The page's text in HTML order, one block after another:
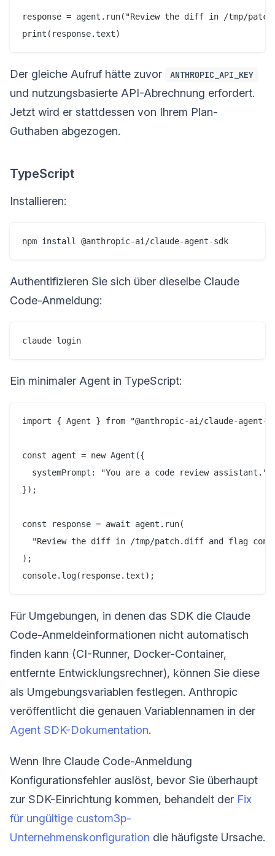
response = agent.run("Review the diff in /tmp/
Der gleiche Aufruf hätte zuvor ANTHROPIC_API_KEY
und nutzungsbasierte API-Abrechnung erfordert.
Jetzt wird er stattdessen von Ihrem Plan-
Guthaben abgezogen.
TypeScript
Installieren:
Authentifizieren Sie sich über dieselbe Claude
Code-Anmeldung:
Ein minimaler Agent in TypeScript:
import { Agent } from "@anthropic-ai/claude-agent-
const agent = new Agent({
  systemPrompt: "You are a code review assistant.",
});
const response = await agent.run(
"Review the diff in /tmp/patch.diff and flag
);
Für Umgebungen, in denen das SDK die Claude
Code-Anmeldeinformationen nicht automatisch
finden kann (CI-Runner, Docker-Container,
entfernte Entwicklungsrechner), können Sie diese
als Umgebungsvariablen festlegen. Anthropic
veröffentlicht die genauen Variablennamen in der
Agent SDK-Dokumentation.
Wenn Ihre Claude Code-Anmeldung
Konfigurationsfehler auslöst, bevor Sie überhaupt
zur SDK-Einrichtung kommen, behandelt der Fix
für ungültige custom3p-
Unternehmenskonfiguration die häufigste Ursache.